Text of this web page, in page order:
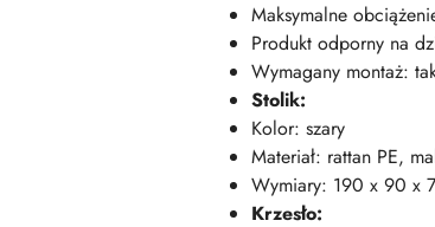
Maksymalne
Produkt odporny na
Wymagany montaż:
Stolik:
Kolor: szary
Materiał: rattan PE,
Wymiary: 190 x 90 x
Krzesło: